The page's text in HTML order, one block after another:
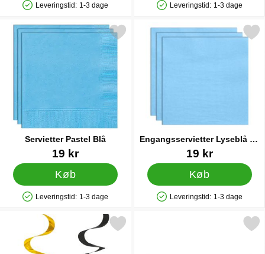
Produkttilgængelighed: På lager
Leveringstid: 1-3 dage
Produkttilgængelighed: På lager
Leveringstid: 1-3 dage
Servietter Pastel Blå
Varenr 1790419 kr
Køb
Produkttilgængelighed: På lager
Leveringstid: 1-3 dage
Markér servietter Pastel Blå som favorit
Engangsservietter Lyseblå 24
cm 20-pak
Varenr 8317719 kr
Køb
Produkttilgængelighed: På lager
Leveringstid: 1-3 dage
Markér engangsservietter
hængende Swirls 10 år Guld/Sort 4-pak som favorit
Markér flagguirlande